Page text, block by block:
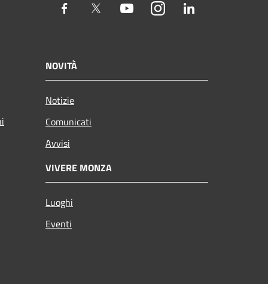
Facebook Twitter YoutubeInstagram
NOVITÀ
Notizie
Comunicati
Avvisi
VIVERE MONZA
Luoghi
Eventi